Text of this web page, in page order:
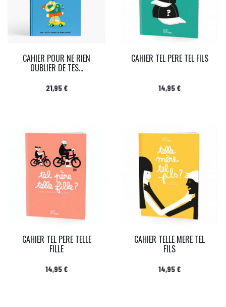
CAHIER POUR NE RIEN
OUBLIER DE TES...
Prix
21,95 €
CAHIER TEL PERE TEL FILS
Prix
14,95 €
CAHIER TEL PERE TELLE
FILLE
Prix
14,95 €
CAHIER TELLE MERE TEL
FILS
Prix
14,95 €